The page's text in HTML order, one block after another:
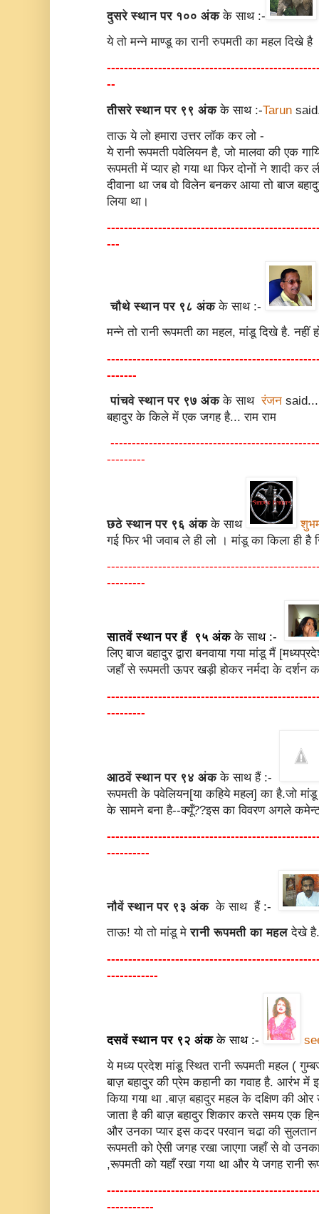
दुसरे स्थान पर १०० अंकके साथ :-
ये तो मन्ने माण्डू का रानी रुपमती का महल दिखे है
--
तीसरे स्थान पर ९९ अंकके साथ :-Tarun
ताऊ ये लो हमारा उत्तर लॉक कर लो -
ये रानी रूपमती पवेलियन है, जो मालवा की एक
रूपमती में प्यार हो गया था फिर दोनों ने शादी
दीवाना था जब वो विलेन बनकर आया तो बाज
लिया था।
---
चौथे स्थान पर ९८ अंकके साथ :-
मन्ने तो रानी रूपमती का महल, मांडू दिखे है. नहीं
-------
पांचवे स्थान पर ९७ अंकके साथरंजन said...
बहादुर के किले में एक जगह है... राम राम
---------
छठे स्थान पर ९६ अंकके साथ
गई फिर भी जवाब ले ही लो । मांडू का किला ही
---------
सातवें स्थान पर हैं ९५ अंकके साथ :-
लिए बाज बहादुर द्वारा बनवाया गया मांडू मैं
जहाँ से रूपमती ऊपर खड़ी होकर नर्मदा के दर्शन
---------
आठवें स्थान पर ९४ अंकके साथ हैं :-
रूपमती के पवेलियन[या कहिये महल] का है.जो
के सामने बना है--क्यूँ??इस का विवरण अगले
----------
नौवें स्थान पर ९३ अंकके साथ हैं :-
ताऊ! यो तो मांडू मेरानी रूपमती का महलदेखे है.
------------
दसवें स्थान पर ९२ अंकके साथ :-
ये मध्य प्रदेश मांडू स्थित रानी रूपमती महल (
बाज़ बहादुर की प्रेम कहानी का गवाह है. आरंभ में
किया गया था .बाज़ बहादुर महल के दक्षिण की
जाता है की बाज़ बहादुर शिकार करते समय एक
और उनका प्यार इस कदर परवान चढा की
रूपमती को ऐसी जगह रखा जाएगा जहाँ से वो
,रूपमती को यहाँ रखा गया था और ये जगह रानी
-----------